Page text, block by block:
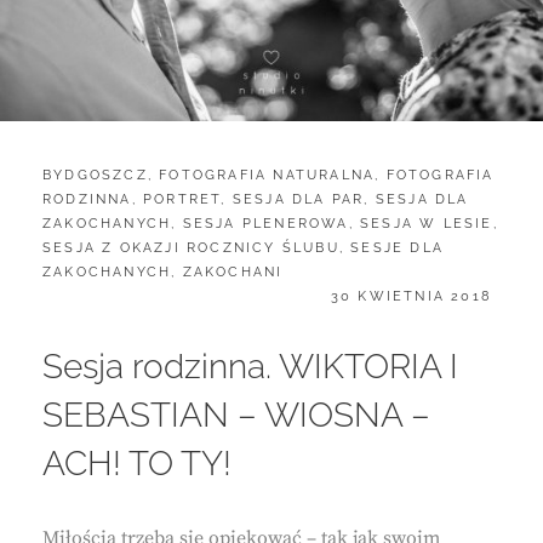
CATEGORIES:
BYDGOSZCZ , FOTOGRAFIA NATURALNA ,
FOTOGRAFIA
RODZINNA , PORTRET, SESJA DLA PAR , SESJA DLA
ZAKOCHANYCH , SESJA PLENEROWA ,SESJA W LESIE ,
SESJA Z OKAZJI ROCZNICY ŚLUBU ,SESJE DLA
ZAKOCHANYCH , ZAKOCHANI
POSTED
30 KWIETNIA 2018
Sesja rodzinna. WIKTORIA I
SEBASTIAN – WIOSNA –
ACH! TO TY!
Miłością trzeba się opiekować – tak jak swoim